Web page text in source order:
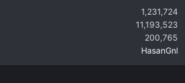
1,231,724
11,193,523
200,765
HasanGnl